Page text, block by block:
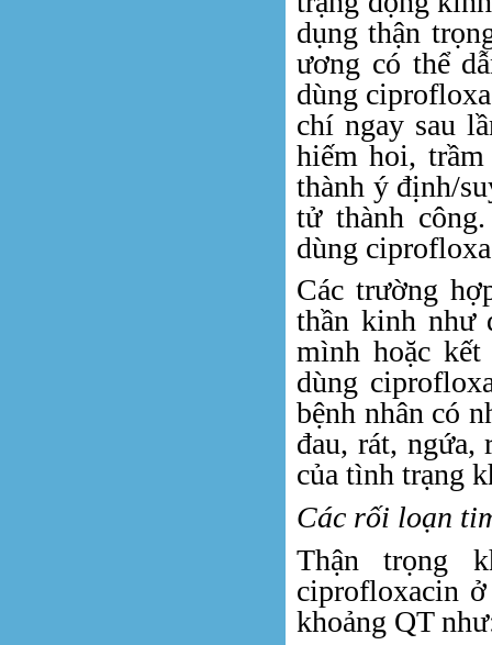
dụng thận
ương có thể
dùng
chí ngay sau
hiếm hoi,
thành ý định/
tử thành
dùng
Các trường
thần kinh như
mình hoặc
dùng
bệnh nhân có
đau, rát, ngứa,
của tình trạng
Các rối loạn
Thận trọng
ciprofloxacin
khoảng QT